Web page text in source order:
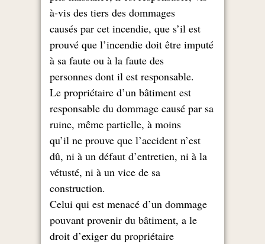
à-vis des tiers des dommages
causés par cet incendie, que s’il est
prouvé que l’incendie doit être imputé
à sa faute ou à la faute des
.personnes dont il est responsable
Le propriétaire d’un bâtiment est
responsable du dommage causé par sa
ruine, même partielle, à moins
qu’il ne prouve que l’accident n’est
dû, ni à un défaut d’entretien, ni à la
vétusté, ni à un vice de sa
.construction
Celui qui est menacé d’un dommage
pouvant provenir du bâtiment, a le
droit d’exiger du propriétaire